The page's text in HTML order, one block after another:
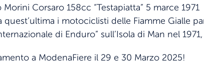
Morini Corsaro 158cc “Testapiatta” 5 marce 1971
quest’ultima i motociclisti delle Fiamme Gialle
di Enduro” sull’Isola di Man nel
a ModenaFiere il 29 e 30 Marzo 2025!